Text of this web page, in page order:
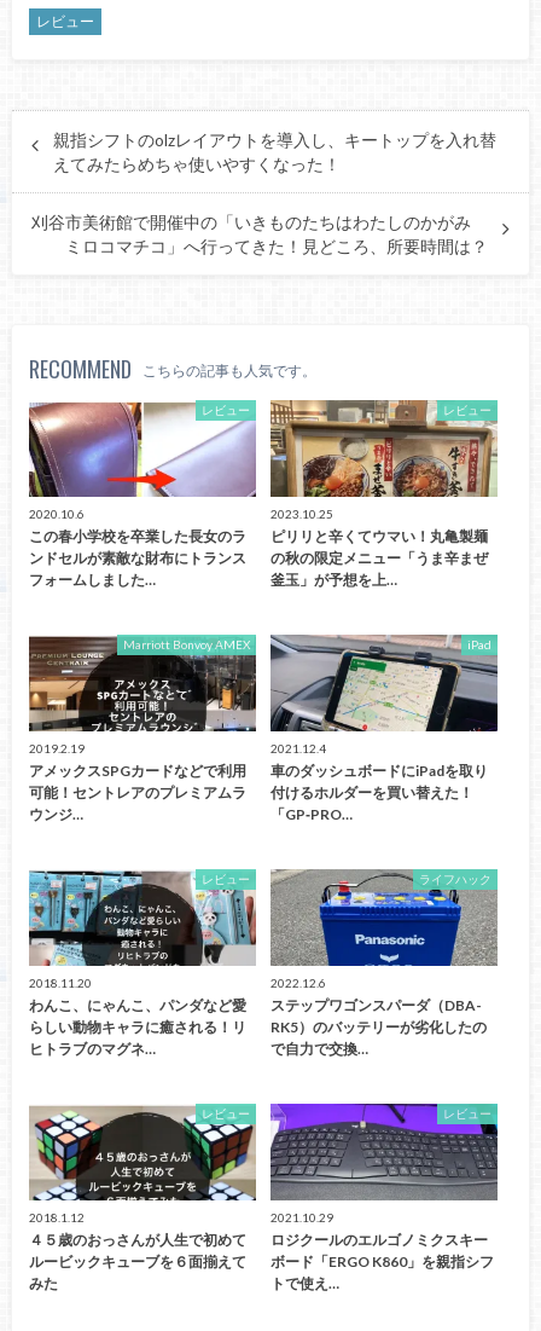
レビュー
親指シフトのolzレイアウトを導入し、キートップを入れ替
えてみたらめちゃ使いやすくなった！
刈谷市美術館で開催中の「いきものたちはわたしのかがみ
ミロコマチコ」へ行ってきた！見どころ、所要時間は？
RECOMMEND こちらの記事も人気です。
レビュー
2020.10.6
この春小学校を卒業した長女のラ
ンドセルが素敵な財布にトランス
フォームしました…
レビュー
2023.10.25
ピリリと辛くてウマい！丸亀製麺
の秋の限定メニュー「うま辛まぜ
釜玉」が予想を上…
Marriott Bonvoy AMEX
2019.2.19
アメックスSPGカードなどで利用
可能！セントレアのプレミアムラ
ウンジ…
iPad
2021.12.4
車のダッシュボードにiPadを取り
付けるホルダーを買い替えた！
「GP‐PRO…
レビュー
2018.11.20
わんこ、にゃんこ、パンダなど愛
らしい動物キャラに癒される！リ
ヒトラブのマグネ…
ライフハック
2022.12.6
ステップワゴンスパーダ（DBA-
RK5）のバッテリーが劣化したの
で自力で交換…
レビュー
2018.1.12
４５歳のおっさんが人生で初めて
ルービックキューブを６面揃えて
みた
レビュー
2021.10.29
ロジクールのエルゴノミクスキー
ボード「ERGO K860」を親指シフ
トで使え…